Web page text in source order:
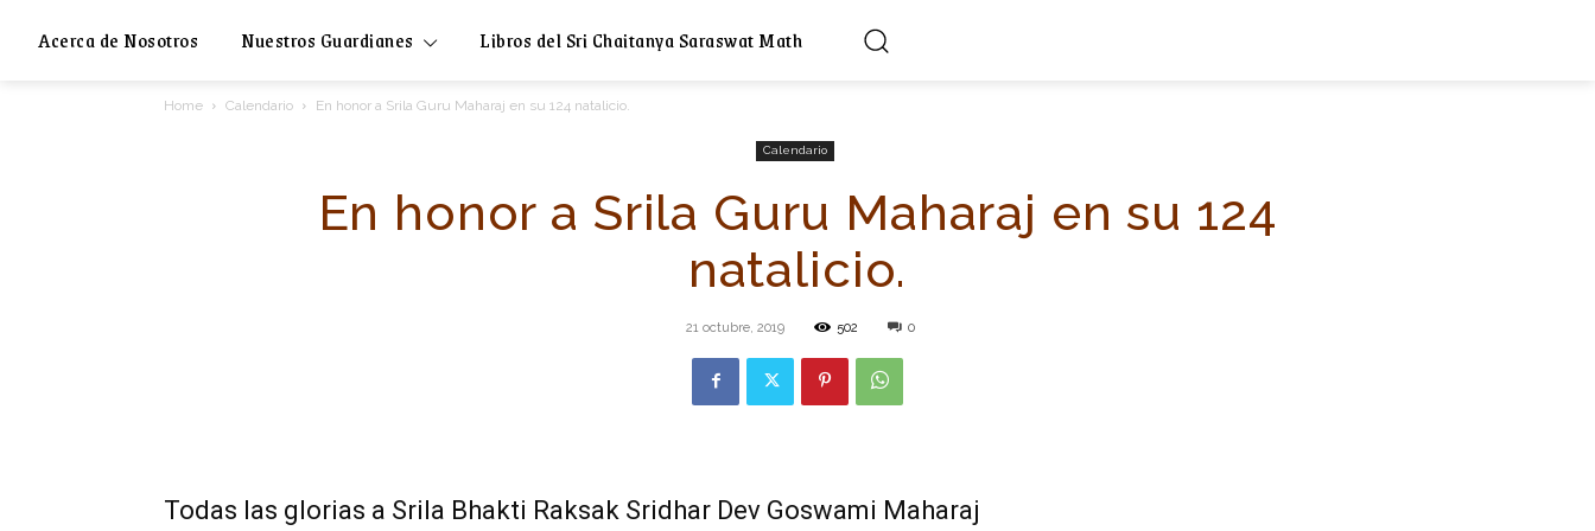
Acerca de Nosotros Nuestros Guardianes Libros del Sri Chaitanya Saraswat Math
Home Calendario En honor a Srila Guru Maharaj en su 124 natalicio.
Calendario
En honor a Srila Guru Maharaj en su 124
natalicio.
21 octubre, 2019 502 0
Todas las glorias a Srila Bhakti Raksak Sridhar Dev Goswami Maharaj